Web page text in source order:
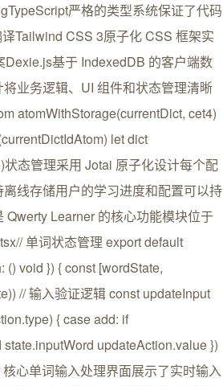
严格的类型系统保证了代码
Tailwind CSS 3原子化 CSS 框架实
基于 IndexedDB 的客户端数
业务逻辑、UI 组件和状态管理清晰
atomWithStorage(currentDict, cet4)
let dict
态管理采用 Jotai 原子化设计每个配
线存储用户的学习进度和配置可以持
Learner 的核心功能模块位于
单词状态管理 export default
void }) { const [wordState,
// 输入验证逻辑 const updateInput
{ case add: if
updateAction.value })
心单词输入处理界面展示了实时输入